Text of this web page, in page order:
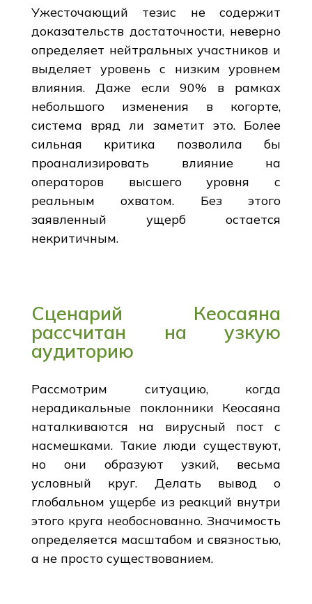
Ужесточающий тезис не содержит
доказательств достаточности, неверно
определяет нейтральных участников и
выделяет уровень с низким уровнем
влияния. Даже если 90% в рамках
небольшого изменения в когорте,
система вряд ли заметит это. Более
сильная критика позволила бы
проанализировать влияние на
операторов высшего уровня с
реальным охватом. Без этого
заявленный ущерб остается
некритичным.
Сценарий Кеосаяна
рассчитан на узкую
аудиторию
Рассмотрим ситуацию, когда
нерадикальные поклонники Кеосаяна
наталкиваются на вирусный пост с
насмешками. Такие люди существуют,
но они образуют узкий, весьма
условный круг. Делать вывод о
глобальном ущербе из реакций внутри
этого круга необоснованно. Значимость
определяется масштабом и связностью,
а не просто существованием.